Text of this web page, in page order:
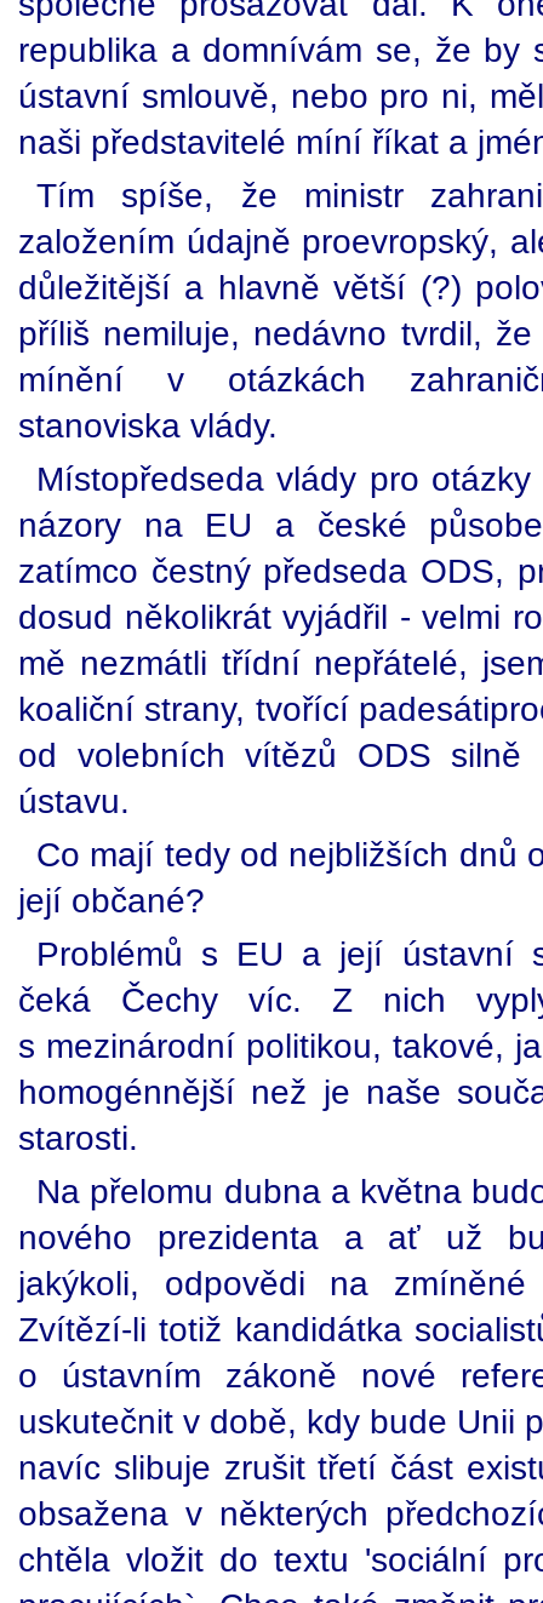
republika a domnívám se, že by
ústavní smlouvě, nebo pro ni,
naši představitelé míní říkat a
Tím spíše, že ministr
založením údajně proevropský,
důležitější a hlavně větší (?)
příliš nemiluje, nedávno tvrdil,
mínění v otázkách
stanoviska vlády.
Místopředseda vlády pro
názory na EU a české
zatímco čestný předseda ODS,
dosud několikrát vyjádřil - velmi
mě nezmátli třídní nepřátelé,
koaliční strany, tvořící
od volebních vítězů ODS silně
ústavu.
Co mají tedy od nejbližších dnů
její občané?
Problémů s EU a její ústavní
čeká Čechy víc. Z nich
s mezinárodní politikou, takové,
homogénnější než je naše
starosti.
Na přelomu dubna a května
nového prezidenta a ať už
jakýkoli, odpovědi na
Zvítězí-li totiž kandidátka
o ústavním zákoně nové
uskutečnit v době, kdy bude Unii
navíc slibuje zrušit třetí část
obsažena v některých
chtěla vložit do textu 'sociální